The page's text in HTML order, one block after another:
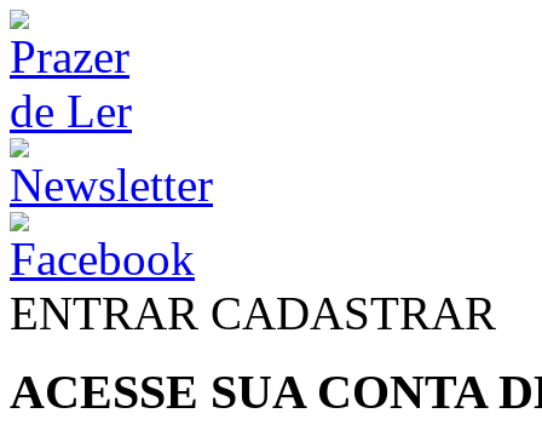
ENTRAR CADASTRAR
ACESSE SUA CONTA